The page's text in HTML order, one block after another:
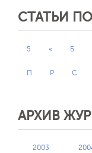
СТАТЬИ
5 « Б
П Р С
АРХИВ
2003